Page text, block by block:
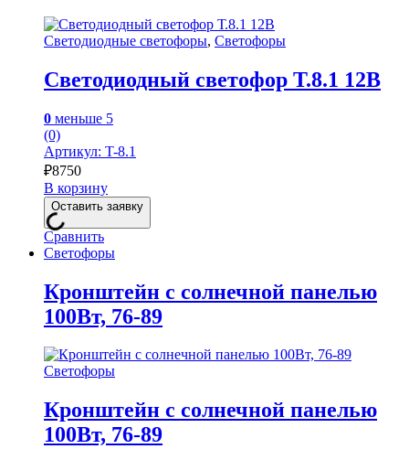
Светодиодные светофоры, Светофоры
Светодиодный светофор Т.8.1 12В
0 меньше 5
(0)
Артикул: T-8.1
₽8750
В корзину
Оставить заявку
Сравнить
Светофоры
Кронштейн с солнечной панелью
100Вт, 76-89
Светофоры
Кронштейн с солнечной панелью
100Вт, 76-89